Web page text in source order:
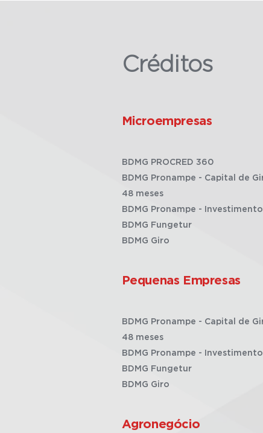
Créditos
Microempresas
BDMG PROCRED 360
BDMG Pronampe - Capital de
48 meses
BDMG Pronampe - Investimento
BDMG Fungetur
BDMG Giro
Pequenas Empresas
BDMG Pronampe - Capital de
48 meses
BDMG Pronampe - Investimento
BDMG Fungetur
BDMG Giro
Agronegócio